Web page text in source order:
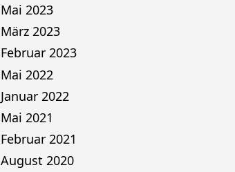
Mai 2023
März 2023
Februar 2023
Mai 2022
Januar 2022
Mai 2021
Februar 2021
August 2020